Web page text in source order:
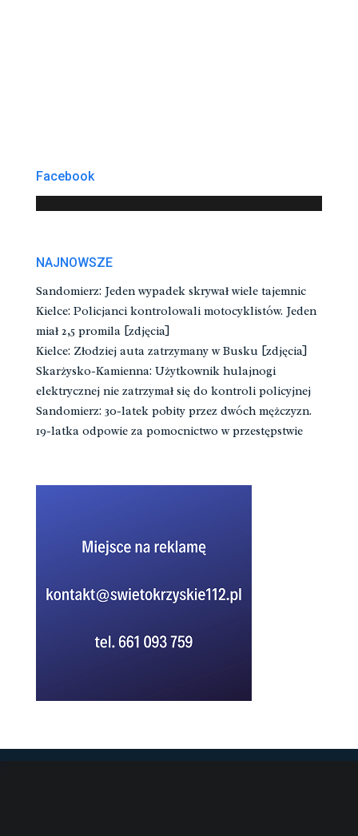
Facebook
NAJNOWSZE
Sandomierz: Jeden wypadek skrywał wiele tajemnic
Kielce: Policjanci kontrolowali motocyklistów. Jeden
miał 2,5 promila [zdjęcia]
Kielce: Złodziej auta zatrzymany w Busku [zdjęcia]
Skarżysko-Kamienna: Użytkownik hulajnogi
elektrycznej nie zatrzymał się do kontroli policyjnej
Sandomierz: 30-latek pobity przez dwóch mężczyzn.
19-latka odpowie za pomocnictwo w przestępstwie